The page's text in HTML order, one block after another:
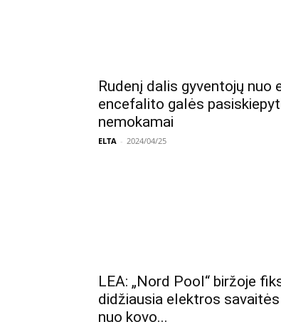
Rudenį dalis gyventojų nuo
encefalito galės
nemokamai
ELTA - 2024/04/25
LEA: „Nord Pool“ biržoje
didžiausia elektros
nuo kovo...